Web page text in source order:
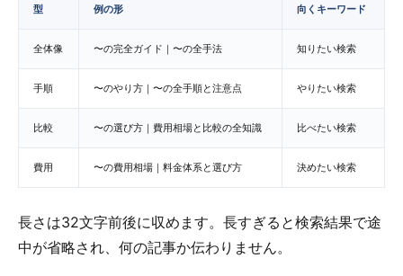
型 例の形 向くキーワード
全体像 〜の完全ガイド｜〜の全手法 知りたい検索
手順 〜のやり方｜〜の全手順と注意点 やりたい検索
比較 〜の選び方｜費用相場と比較の全知識 比べたい検索
費用 〜の費用相場｜料金体系と選び方 決めたい検索
長さは32文字前後に収めます。長すぎると検索結果で途
中が省略され、何の記事か伝わりません。